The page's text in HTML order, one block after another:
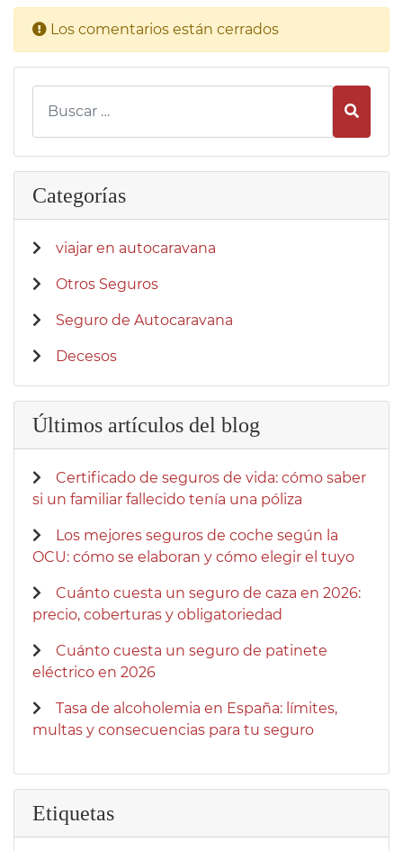
Los comentarios están cerrados
Categorías
viajar en autocaravana
Otros Seguros
Seguro de Autocaravana
Decesos
Últimos artículos del blog
Certificado de seguros de vida: cómo saber
si un familiar fallecido tenía una póliza
Los mejores seguros de coche según la
OCU: cómo se elaboran y cómo elegir el tuyo
Cuánto cuesta un seguro de caza en 2026:
precio, coberturas y obligatoriedad
Cuánto cuesta un seguro de patinete
eléctrico en 2026
Tasa de alcoholemia en España: límites,
multas y consecuencias para tu seguro
Etiquetas